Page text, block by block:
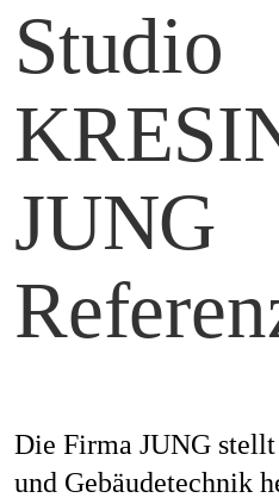
Studio
JUNG
Die Firma JUNG
und Gebäudetechnik